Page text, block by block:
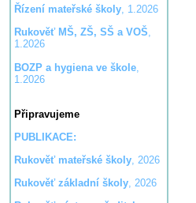
Řízení mateřské školy, 1.2026
Rukověť MŠ, ZŠ, SŠ a VOŠ,
1.2026
BOZP a hygiena ve škole,
1.2026
Připravujeme
PUBLIKACE:
Rukověť mateřské školy, 2026
Rukověť základní školy, 2026